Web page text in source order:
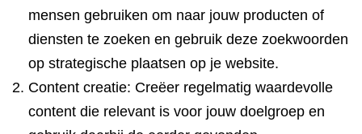
mensen gebruiken om naar jouw producten of
diensten te zoeken en gebruik deze zoekwoorden
op strategische plaatsen op je website.
Content creatie: Creëer regelmatig waardevolle
content die relevant is voor jouw doelgroep en